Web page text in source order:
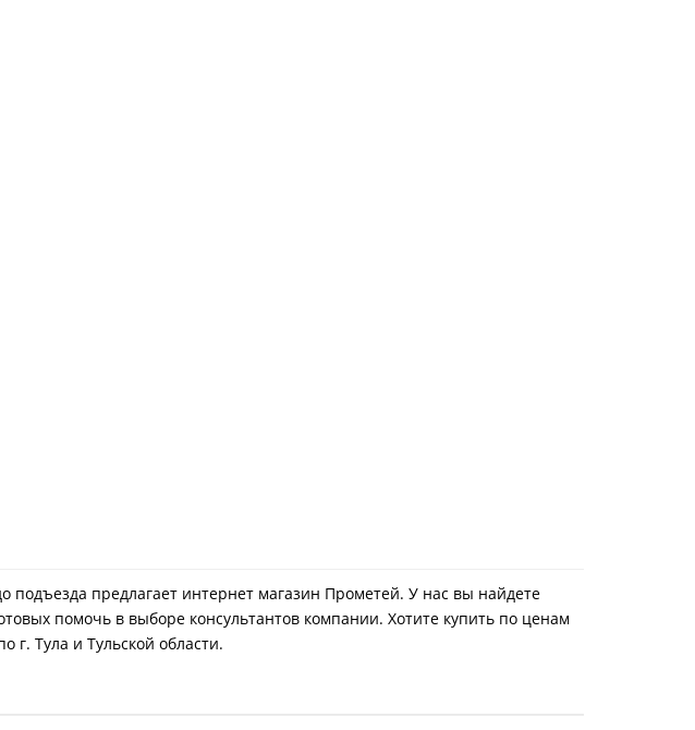
подъезда предлагает интернет магазин Прометей. У нас вы найдете
помочь в выборе консультантов компании. Хотите купить по ценам
г. Тула и Тульской области.